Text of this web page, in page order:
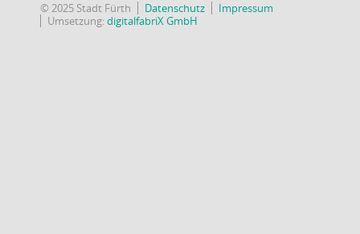
© 2025 Stadt Fürth Datenschutz
Impressum
Umsetzung:digitalfabriX GmbH